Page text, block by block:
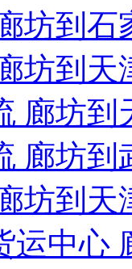
坊到
坊到天
廊坊
廊坊
坊到天
运中心